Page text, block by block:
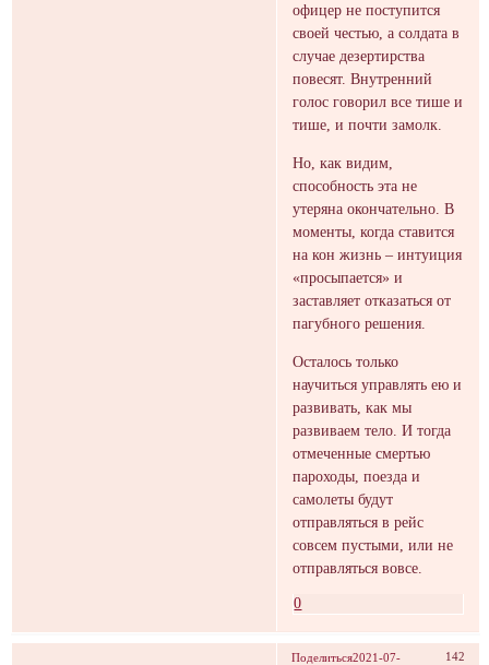
офицер не поступится
своей честью, а солдата в
случае дезертирства
повесят. Внутренний
голос говорил все тише и
тише, и почти замолк.
Но, как видим,
способность эта не
утеряна окончательно. В
моменты, когда ставится
на кон жизнь – интуиция
«просыпается» и
заставляет отказаться от
пагубного решения.
Осталось только
научиться управлять ею и
развивать, как мы
развиваем тело. И тогда
отмеченные смертью
пароходы, поезда и
самолеты будут
отправляться в рейс
совсем пустыми, или не
отправляться вовсе.
0
Поделиться 142
2021-07-